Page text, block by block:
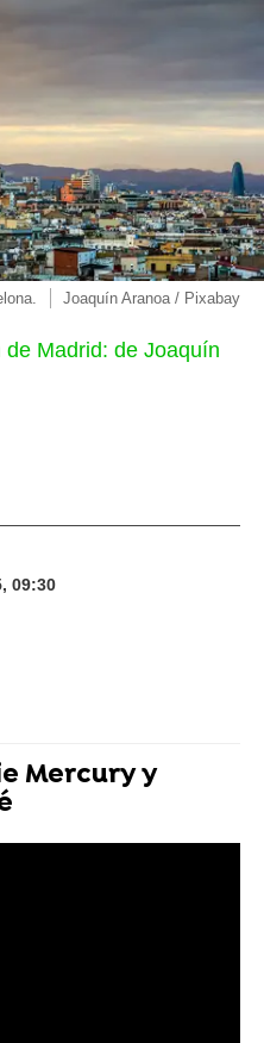
Joaquín Aranoa / Pixabay
Madrid: de Joaquín
09:30
Mercury y